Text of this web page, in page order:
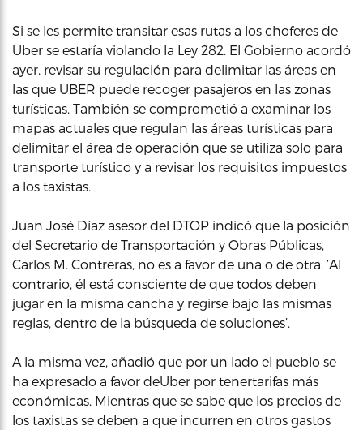
Si se les permite transitar esas rutas a los choferes de
Uber se estaría violando la Ley 282. El Gobierno acordó
ayer, revisar su regulación para delimitar las áreas en
las que UBER puede recoger pasajeros en las zonas
turísticas. También se comprometió a examinar los
mapas actuales que regulan las áreas turísticas para
delimitar el área de operación que se utiliza solo para
transporte turístico y a revisar los requisitos impuestos
a los taxistas.
Juan José Díaz asesor del DTOP indicó que la posición
del Secretario de Transportación y Obras Públicas,
Carlos M. Contreras, no es a favor de una o de otra. ‘Al
contrario, él está consciente de que todos deben
jugar en la misma cancha y regirse bajo las mismas
reglas, dentro de la búsqueda de soluciones’.
A la misma vez, añadió que por un lado el pueblo se
ha expresado a favor deUber por tenertarifas más
económicas. Mientras que se sabe que los precios de
los taxistas se deben a que incurren en otros gastos